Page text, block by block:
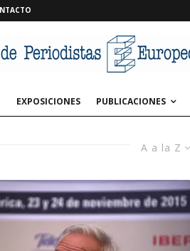
EXPOSICIONES PUBLICACIONES
A a la Z